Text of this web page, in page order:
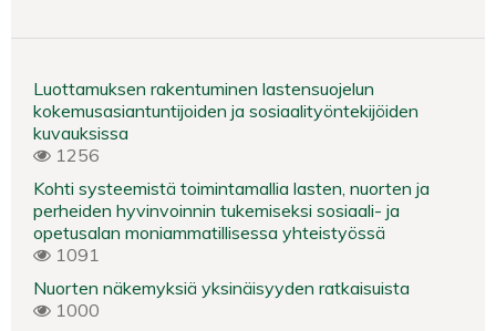
Luottamuksen rakentuminen lastensuojelun
kokemusasiantuntijoiden ja sosiaalityöntekijöiden
kuvauksissa
1256
Kohti systeemistä toimintamallia lasten, nuorten ja
perheiden hyvinvoinnin tukemiseksi sosiaali- ja
opetusalan moniammatillisessa yhteistyössä
1091
Nuorten näkemyksiä yksinäisyyden ratkaisuista
1000